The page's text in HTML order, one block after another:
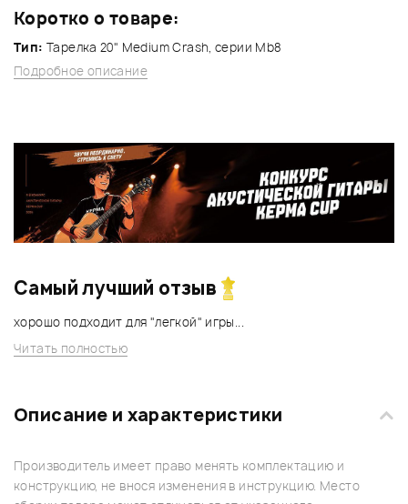
Коротко о товаре:
Тип: Тарелка 20" Medium Crash, серии Mb8
Подробное описание
Самый лучший отзыв
хорошо подходит для "легкой" игры...
Читать полностью
Описание и характеристики
Производитель имеет право менять комплектацию и
конструкцию, не внося изменения в инструкцию. Место